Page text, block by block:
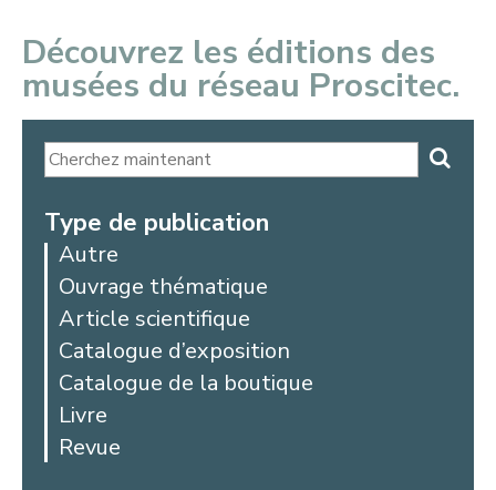
Découvrez les éditions des
musées du réseau Proscitec.
Type de publication
Autre
Ouvrage thématique
Article scientifique
Catalogue d’exposition
Catalogue de la boutique
Livre
Revue